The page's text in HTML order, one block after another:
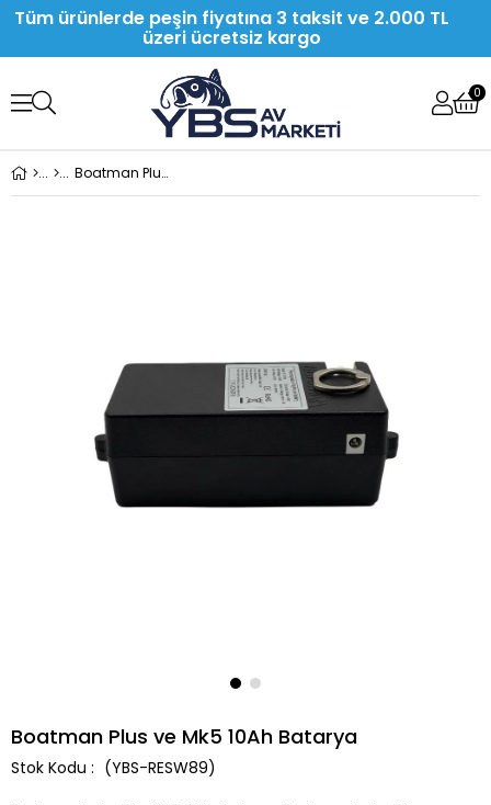
Tüm ürünlerde peşin fiyatına 3 taksit ve 2.000 TL
üzeri ücretsiz kargo
0
Boatman Plus ve Mk5 10Ah Batarya
Boatman Plus ve Mk5 10Ah Batarya
(YBS-RESW89)